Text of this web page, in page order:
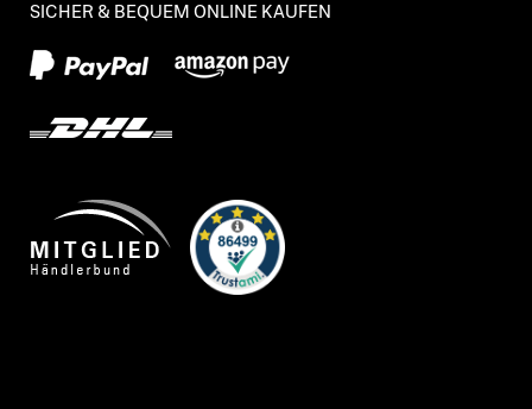
SICHER & BEQUEM ONLINE KAUFEN